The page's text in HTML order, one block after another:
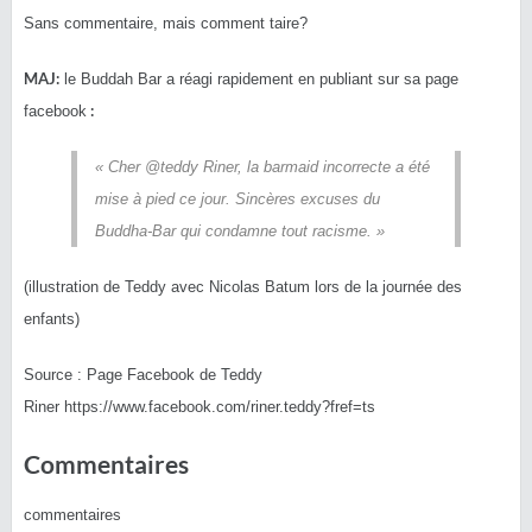
Sans commentaire, mais comment taire?
MAJ: le Buddah Bar a réagi rapidement en publiant sur sa page
facebook :
« Cher @teddy Riner, la barmaid incorrecte a été
mise à pied ce jour. Sincères excuses du
Buddha-Bar qui condamne tout racisme. »
(illustration de Teddy avec Nicolas Batum lors de la journée des
enfants)
Source : Page Facebook de Teddy
Riner https://www.facebook.com/riner.teddy?fref=ts
Commentaires
commentaires